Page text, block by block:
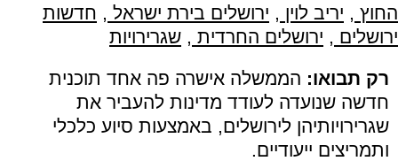
החוץ , יריב לוין , ירושלים בירת ישראל , חדשות
ירושלים , ירושלים החרדית , שגרירויות
רק תבואו: הממשלה אישרה פה אחד תוכנית
חדשה שנועדה לעודד מדינות להעביר את
שגרירויותיהן לירושלים, באמצעות סיוע כלכלי
ותמריצים ייעודיים.